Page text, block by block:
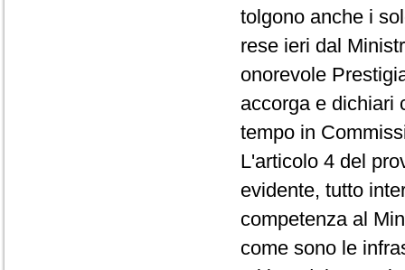
tolgono anche i
rese ieri dal
onorevole
accorga e dichiari
tempo in
L'articolo 4 del
evidente, tutto
competenza al
come sono le